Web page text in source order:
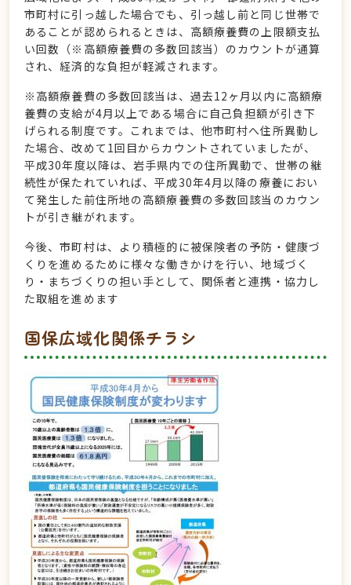
市町村に引っ越した場合でも、引っ越し前と同じ世帯で
あることが認められるときは、高額療養費の上限額支払
い回数（※高額療養費の多数回該当）のカウントが通算
され、経済的な負担が軽減されます。
※高額療養費の多数回該当は、過去12ヶ月以内に高額療
養費の支給が4月以上である場合に自己負担額が引き下
げられる制度です。これまでは、他市町村へ住所異動し
た場合、改めて1回目からカウントされていましたが、
平成30年度以降は、岩手県内での住所異動で、世帯の継
続性が保たれていれば、平成30年4月以降の療養におい
て発生した前住所地の高額療養費の多数回該当のカウン
トが引き継がれます。
今後、市町村は、より積極的に被保険者の予防・健康づ
くりを進めるために様々な働きかけを行い、地域づく
り・まちづくりの担い手として、関係者と連携・協力し
た取組を進めます
国保広域化関係チラシ